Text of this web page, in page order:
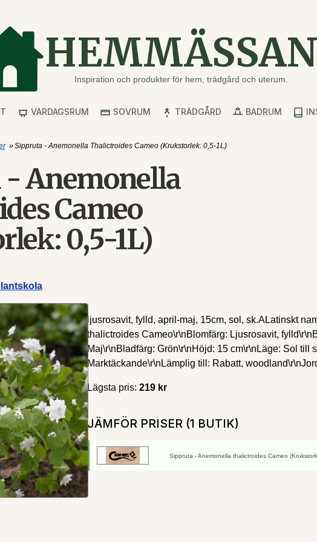
HEMMÄSSAN
Inspiration och produkter för hem, trädgård och uterum.
VARDAGSRUM SOVRUM TRÄDGÅRD BADRUM
»Sippruta - Anemonella Thalictroides Cameo (Krukstorlek: 0,5-1L)
- Anemonella
Cameo
0,5-1L)
ljusrosavit, fylld, april-maj, 15cm, sol, sk.ALatinskt
thalictroides Cameo\r\nBlomfärg: Ljusrosavit,
Maj\r\nBladfärg: Grön\r\nHöjd: 15 cm\r\nLäge: Sol till
Marktäckande\r\nLämplig till: Rabatt,
Lägsta pris: 219 kr
JÄMFÖR PRISER (1 BUTIK)
Sippruta - Anemonella thalictroides Cameo